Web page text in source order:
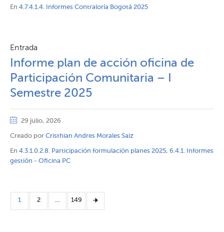
En 4.7.4.1.4. Informes Contraloría Bogotá 2025
Entrada
Informe plan de acción oficina de
Participación Comunitaria – I
Semestre 2025
29 julio, 2026
Creado por Cristhian Andres Morales Saiz
En 4.3.1.0.2.8. Participación formulación planes 2025, 6.4.1. Informes
gestión - Oficina PC
1 2 … 149